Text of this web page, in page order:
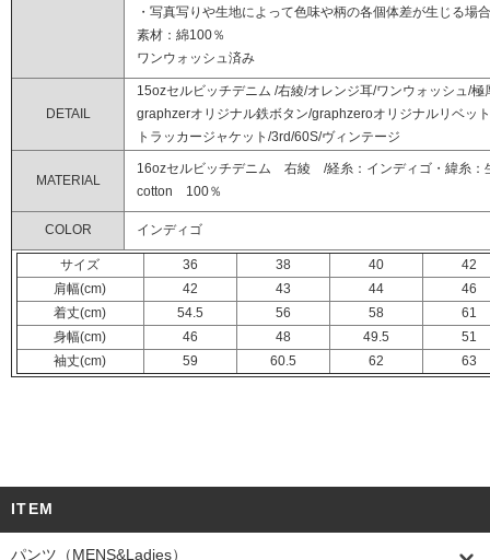
・写真写りや生地によって色味や柄の各個体差が生じる場
素材：綿100％
ワンウォッシュ済み
DETAIL
15ozセルビッチデニム /右綾/オレンジ耳/ワンウォッシュ/
graphzerオリジナル鉄ボタン/graphzeroオリジナルリベッ
トラッカージャケット/3rd/60S/ヴィンテージ
MATERIAL
16ozセルビッチデニム 右綾 /経糸：インディゴ・緯糸：
cotton 100％
COLOR インディゴ
サイズ 36 38 40
42
肩幅(cm)
42 43 44
46
着丈(cm)
54.5 56 58
61
身幅(cm)
46 48 49.5
51
袖丈(cm)
59 60.5 62 63
ITEM
パンツ（MENS&Ladies）